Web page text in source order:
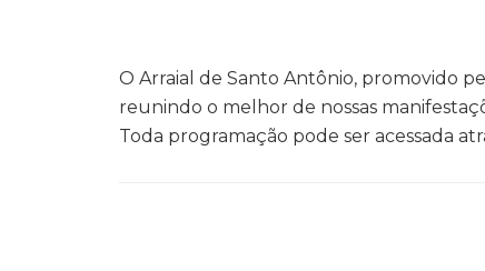
O Arraial de Santo Antônio, promovido
reunindo o melhor de nossas
Toda programação pode ser acessada